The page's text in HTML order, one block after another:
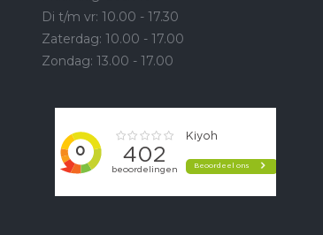
Di t/m vr: 10.00 - 17.30
Zaterdag: 10.00 - 17.00
Zondag: 13.00 - 17.00